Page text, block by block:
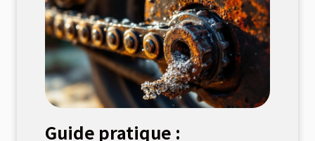
Guide pratique :